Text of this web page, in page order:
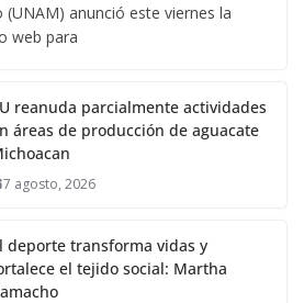
anunció este viernes la
web para
reanuda parcialmente actividades
áreas de producción de aguacate
7 agosto, 2026
deporte transforma vidas y
el tejido social: Martha